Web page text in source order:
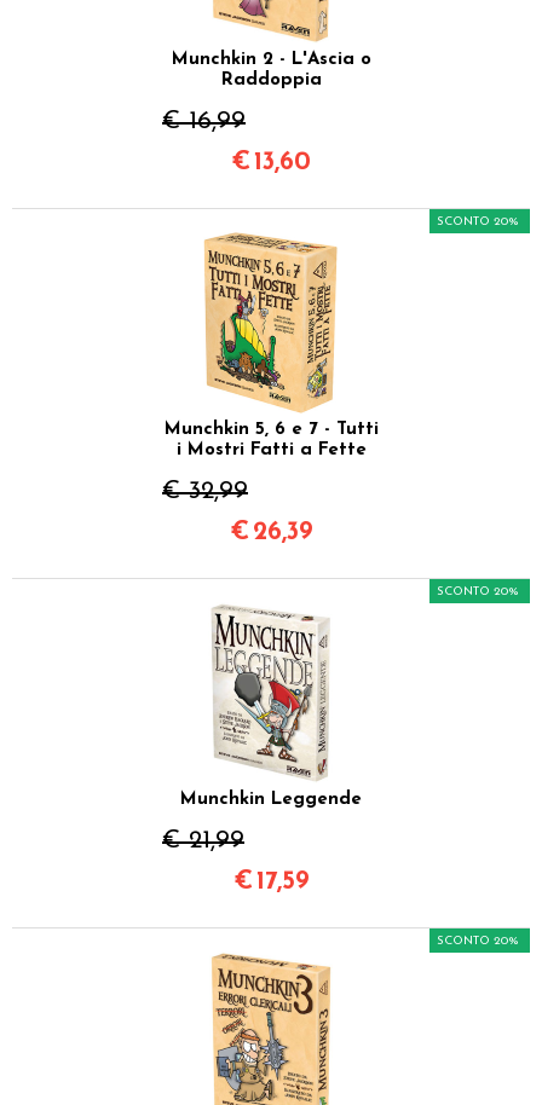
Munchkin 2 - L'Ascia o
Raddoppia
€ 16,99
€ 13,60
Munchkin 5, 6 e 7 - Tutti
i Mostri Fatti a Fette
€ 32,99
SCONTO 20%
€ 26,39
Munchkin Leggende
€ 21,99
SCONTO 20%
€ 17,59
SCONTO 20%